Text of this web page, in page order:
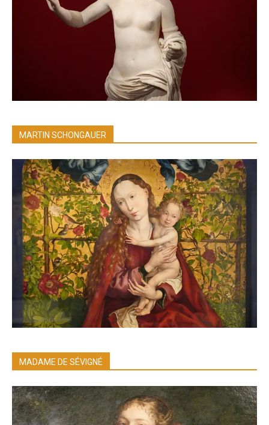
MARTIN SCHONGAUER
MADAME DE SÉVIGNÉ